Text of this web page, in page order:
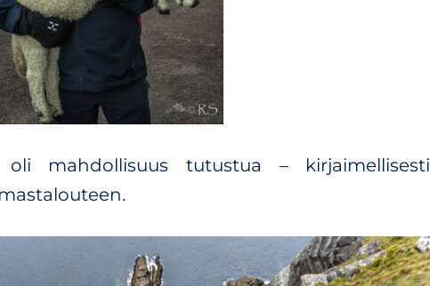
oli mahdollisuus tutustua – kirjaimellisesti